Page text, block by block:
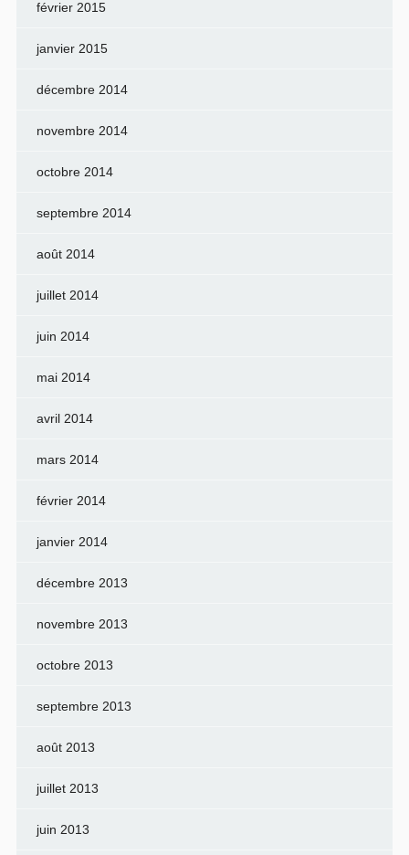
février 2015
janvier 2015
décembre 2014
novembre 2014
octobre 2014
septembre 2014
août 2014
juillet 2014
juin 2014
mai 2014
avril 2014
mars 2014
février 2014
janvier 2014
décembre 2013
novembre 2013
octobre 2013
septembre 2013
août 2013
juillet 2013
juin 2013